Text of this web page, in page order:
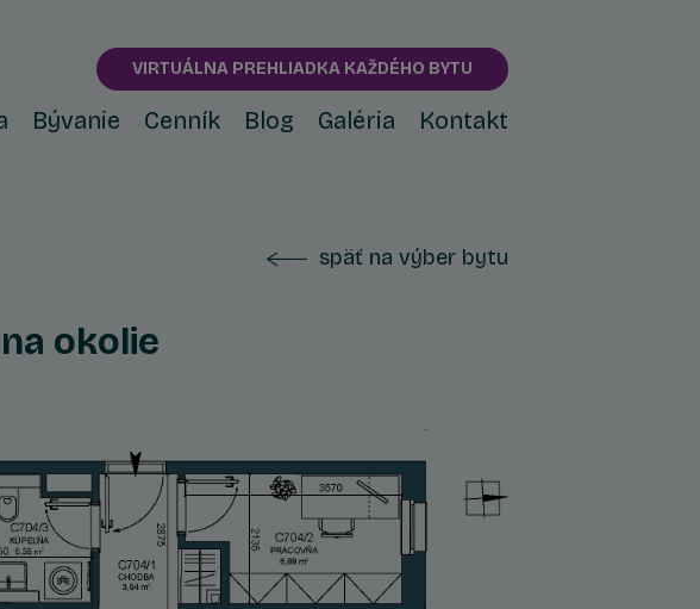
VIRTUÁLNA PREHLIADKA KAŽDÉHO BYTU
Bývanie Cenník Blog Galéria Kontakt
späť na výber bytu
okolie